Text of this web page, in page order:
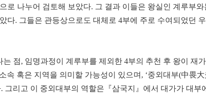
나누어 검토해 보았다. 그 결과 이들은 왕실인 계루부
. 그들은 관등상으로도 대체로 4부에 주로 수여되었던
점, 임명과정이 계루부를 제외한 4부의 추천 후 왕이 재
혹은 지역을 의미할 가능성이 있으며, ‘중외대부(中畏
리고 이 중외대부의 역할은『삼국지 』 에서 대가가 대부